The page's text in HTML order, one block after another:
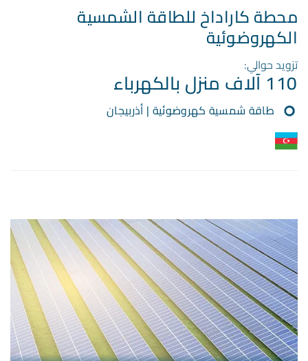
محطة كاراداخ للطاقة الشمسية
الكهروضوئية
تزويد حوالي:
110 آلاف منزل بالكهرباء
طاقة شمسية كهروضوئية | أذربيجان